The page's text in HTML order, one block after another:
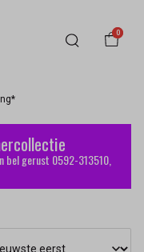
0
bel gerust 0592-313510,